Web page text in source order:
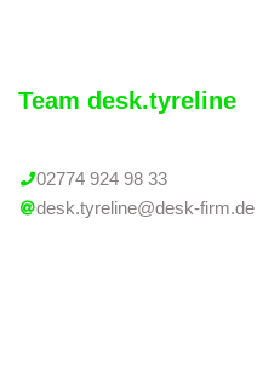
Team desk.tyreline
02774 924 98 33
desk.tyreline@desk-firm.de